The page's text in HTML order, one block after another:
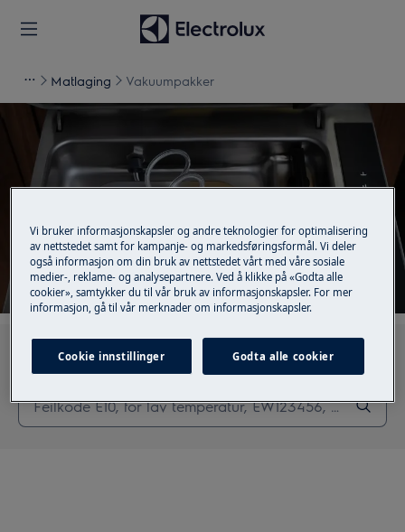
Matlaging Vakuumpakker
Søk blant våre støtteartikler
Vi bruker informasjonskapsler og andre teknologier for optimalisering
av nettstedet samt for kampanje- og markedsføringsformål. Vi deler
også informasjon om din bruk av nettstedet vårt med våre sosiale
medier-, reklame- og analysepartnere. Ved å klikke på «Godta alle
cookier», samtykker du til vår bruk av informasjonskapsler. For mer
informasjon, gå til vår merknader om informasjonskapsler.
Cookie innstillinger Godta alle cookier